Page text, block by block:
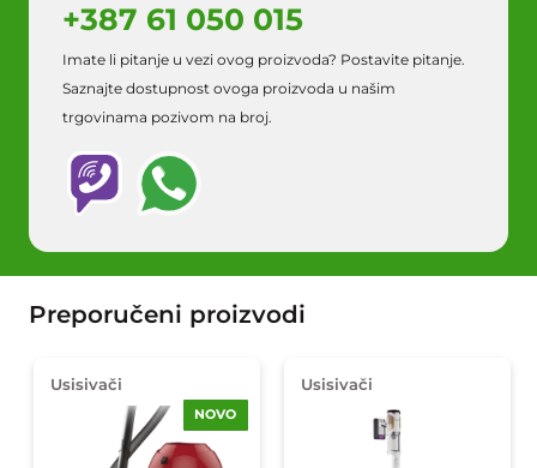
+387 61 050 015
Imate li pitanje u vezi ovog proizvoda? Postavite pitanje.
Saznajte dostupnost ovoga proizvoda u našim
trgovinama pozivom na broj.
Preporučeni proizvodi
Usisivači
NOVO
Usisivači